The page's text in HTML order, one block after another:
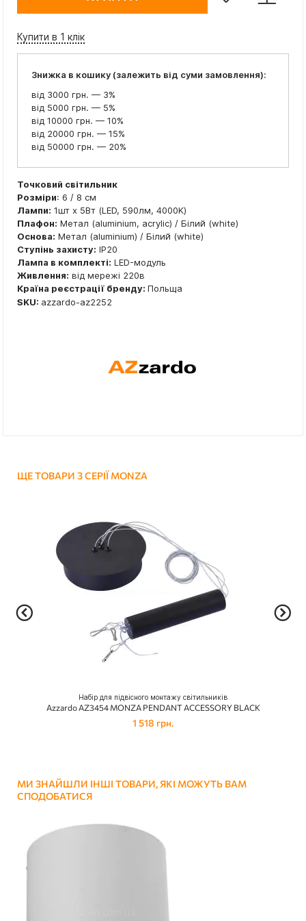
Купити в 1 клік
Знижка в кошику (залежить від суми замовлення):
від 3000 грн. — 3%
від 5000 грн. — 5%
від 10000 грн. — 10%
від 20000 грн. — 15%
від 50000 грн. — 20%
Точковий світильник
Розміри: 6 / 8 см
Лампи: 1шт x 5Вт (LED, 590лм, 4000K)
Плафон: Метал (aluminium, acrylic) / Білий (white)
Основа: Метал (aluminium) / Білий (white)
Ступінь захисту: IP20
Лампа в комплекті: LED-модуль
Живлення: від мережі 220в
Країна реєстрації бренду: Польща
SKU: azzardo-az2252
ЩЕ ТОВАРИ З СЕРІЇ MONZA
Набір для підвісного монтажу світильників
Azzardo AZ3454 MONZA PENDANT ACCESSORY BLACK
1 518 грн.
МИ ЗНАЙШЛИ ІНШІ ТОВАРИ, ЯКІ МОЖУТЬ ВАМ
СПОДОБАТИСЯ